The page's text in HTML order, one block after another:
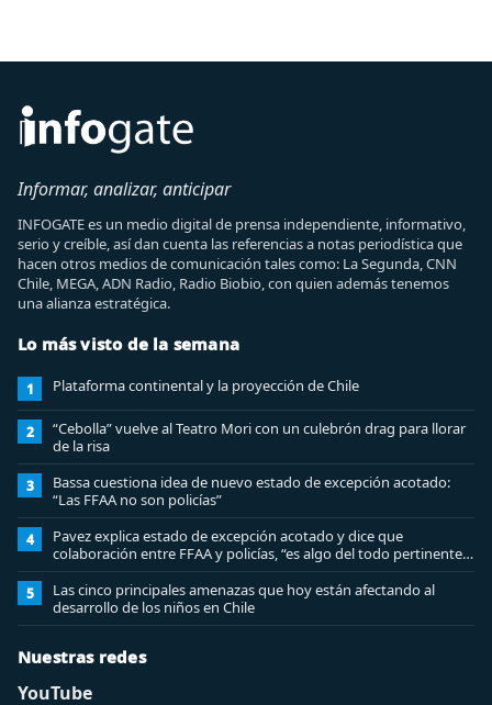
Informar, analizar, anticipar
INFOGATE es un medio digital de prensa independiente, informativo,
serio y creíble, así dan cuenta las referencias a notas periodística que
hacen otros medios de comunicación tales como: La Segunda, CNN
Chile, MEGA, ADN Radio, Radio Biobio, con quien además tenemos
una alianza estratégica.
Lo más visto de la semana
1 Plataforma continental y la proyección de Chile
2
“Cebolla” vuelve al Teatro Mori con un culebrón drag para llorar
de la risa
3
Bassa cuestiona idea de nuevo estado de excepción acotado:
“Las FFAA no son policías”
4
Pavez explica estado de excepción acotado y dice que
colaboración entre FFAA y policías, “es algo del todo pertinente
analizar”
5
Las cinco principales amenazas que hoy están afectando al
desarrollo de los niños en Chile
Nuestras redes
YouTube